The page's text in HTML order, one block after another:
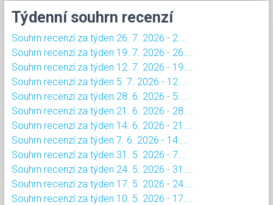
Týdenní souhrn recenzí
Souhrn recenzí za týden 26. 7. 2026 - 2....
Souhrn recenzí za týden 19. 7. 2026 - 26....
Souhrn recenzí za týden 12. 7. 2026 - 19....
Souhrn recenzí za týden 5. 7. 2026 - 12....
Souhrn recenzí za týden 28. 6. 2026 - 5....
Souhrn recenzí za týden 21. 6. 2026 - 28....
Souhrn recenzí za týden 14. 6. 2026 - 21....
Souhrn recenzí za týden 7. 6. 2026 - 14....
Souhrn recenzí za týden 31. 5. 2026 - 7....
Souhrn recenzí za týden 24. 5. 2026 - 31....
Souhrn recenzí za týden 17. 5. 2026 - 24....
Souhrn recenzí za týden 10. 5. 2026 - 17....